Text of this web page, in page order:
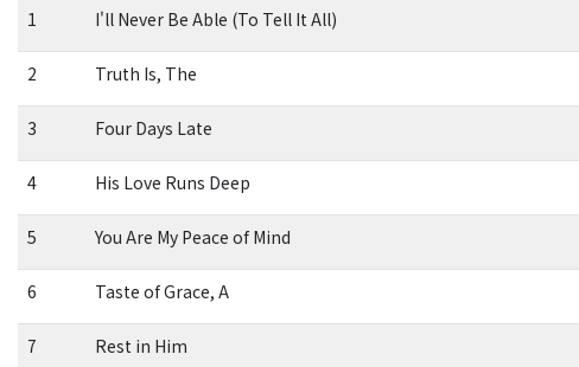
1
I'll Never Be Able (To Tell It All)
2 Truth Is, The
3 Four Days Late
4 His Love Runs Deep
5 You Are My Peace of Mind
6 Taste of Grace, A
7 Rest in Him